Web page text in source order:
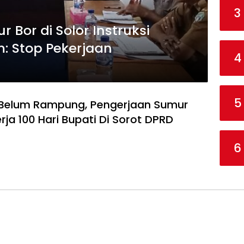
Bor di Solor Instruksi
Stop Pekerjaan
Rampung, Pengerjaan Sumur
100 Hari Bupati Di Sorot DPRD
3
4
5
6